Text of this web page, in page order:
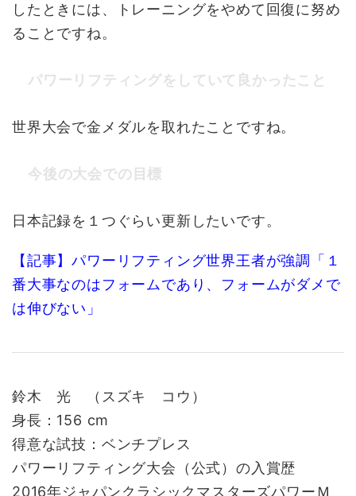
したときには、トレーニングをやめて回復に努め
ることですね。
パワーリフティングをしていて良かったこと
世界大会で金メダルを取れたことですね。
今後の大会での目標
日本記録を１つぐらい更新したいです。
【記事】パワーリフティング世界王者が強調「１
番大事なのはフォームであり、フォームがダメで
は伸びない」
鈴木 光 （スズキ コウ）
身長：156 cm
得意な試技：ベンチプレス
パワーリフティング大会（公式）の入賞歴
2016年ジャパンクラシックマスターズパワーＭ